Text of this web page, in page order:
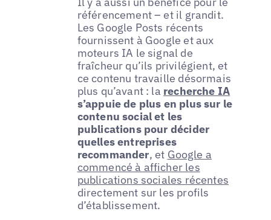
référencement – et il grandit.
Les Google Posts récents
fournissent à Google et aux
moteurs IA le signal de
fraîcheur qu’ils privilégient, et
ce contenu travaille désormais
plus qu’avant : la recherche IA
s’appuie de plus en plus sur le
contenu social et les
publications pour décider
quelles entreprises
recommander, et Google a
commencé à afficher les
publications sociales récentes
directement sur les profils
d’établissement.